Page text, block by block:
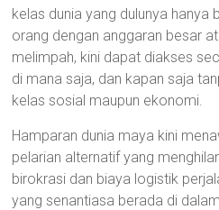
kelas dunia yang dulunya hanya
orang dengan anggaran besar
melimpah, kini dapat diakses
di mana saja, dan kapan saja
kelas sosial maupun ekonomi.
Hamparan dunia maya kini
pelarian alternatif yang
birokrasi dan biaya logistik
yang senantiasa berada di